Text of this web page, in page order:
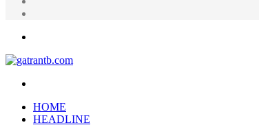
HOME
HEADLINE